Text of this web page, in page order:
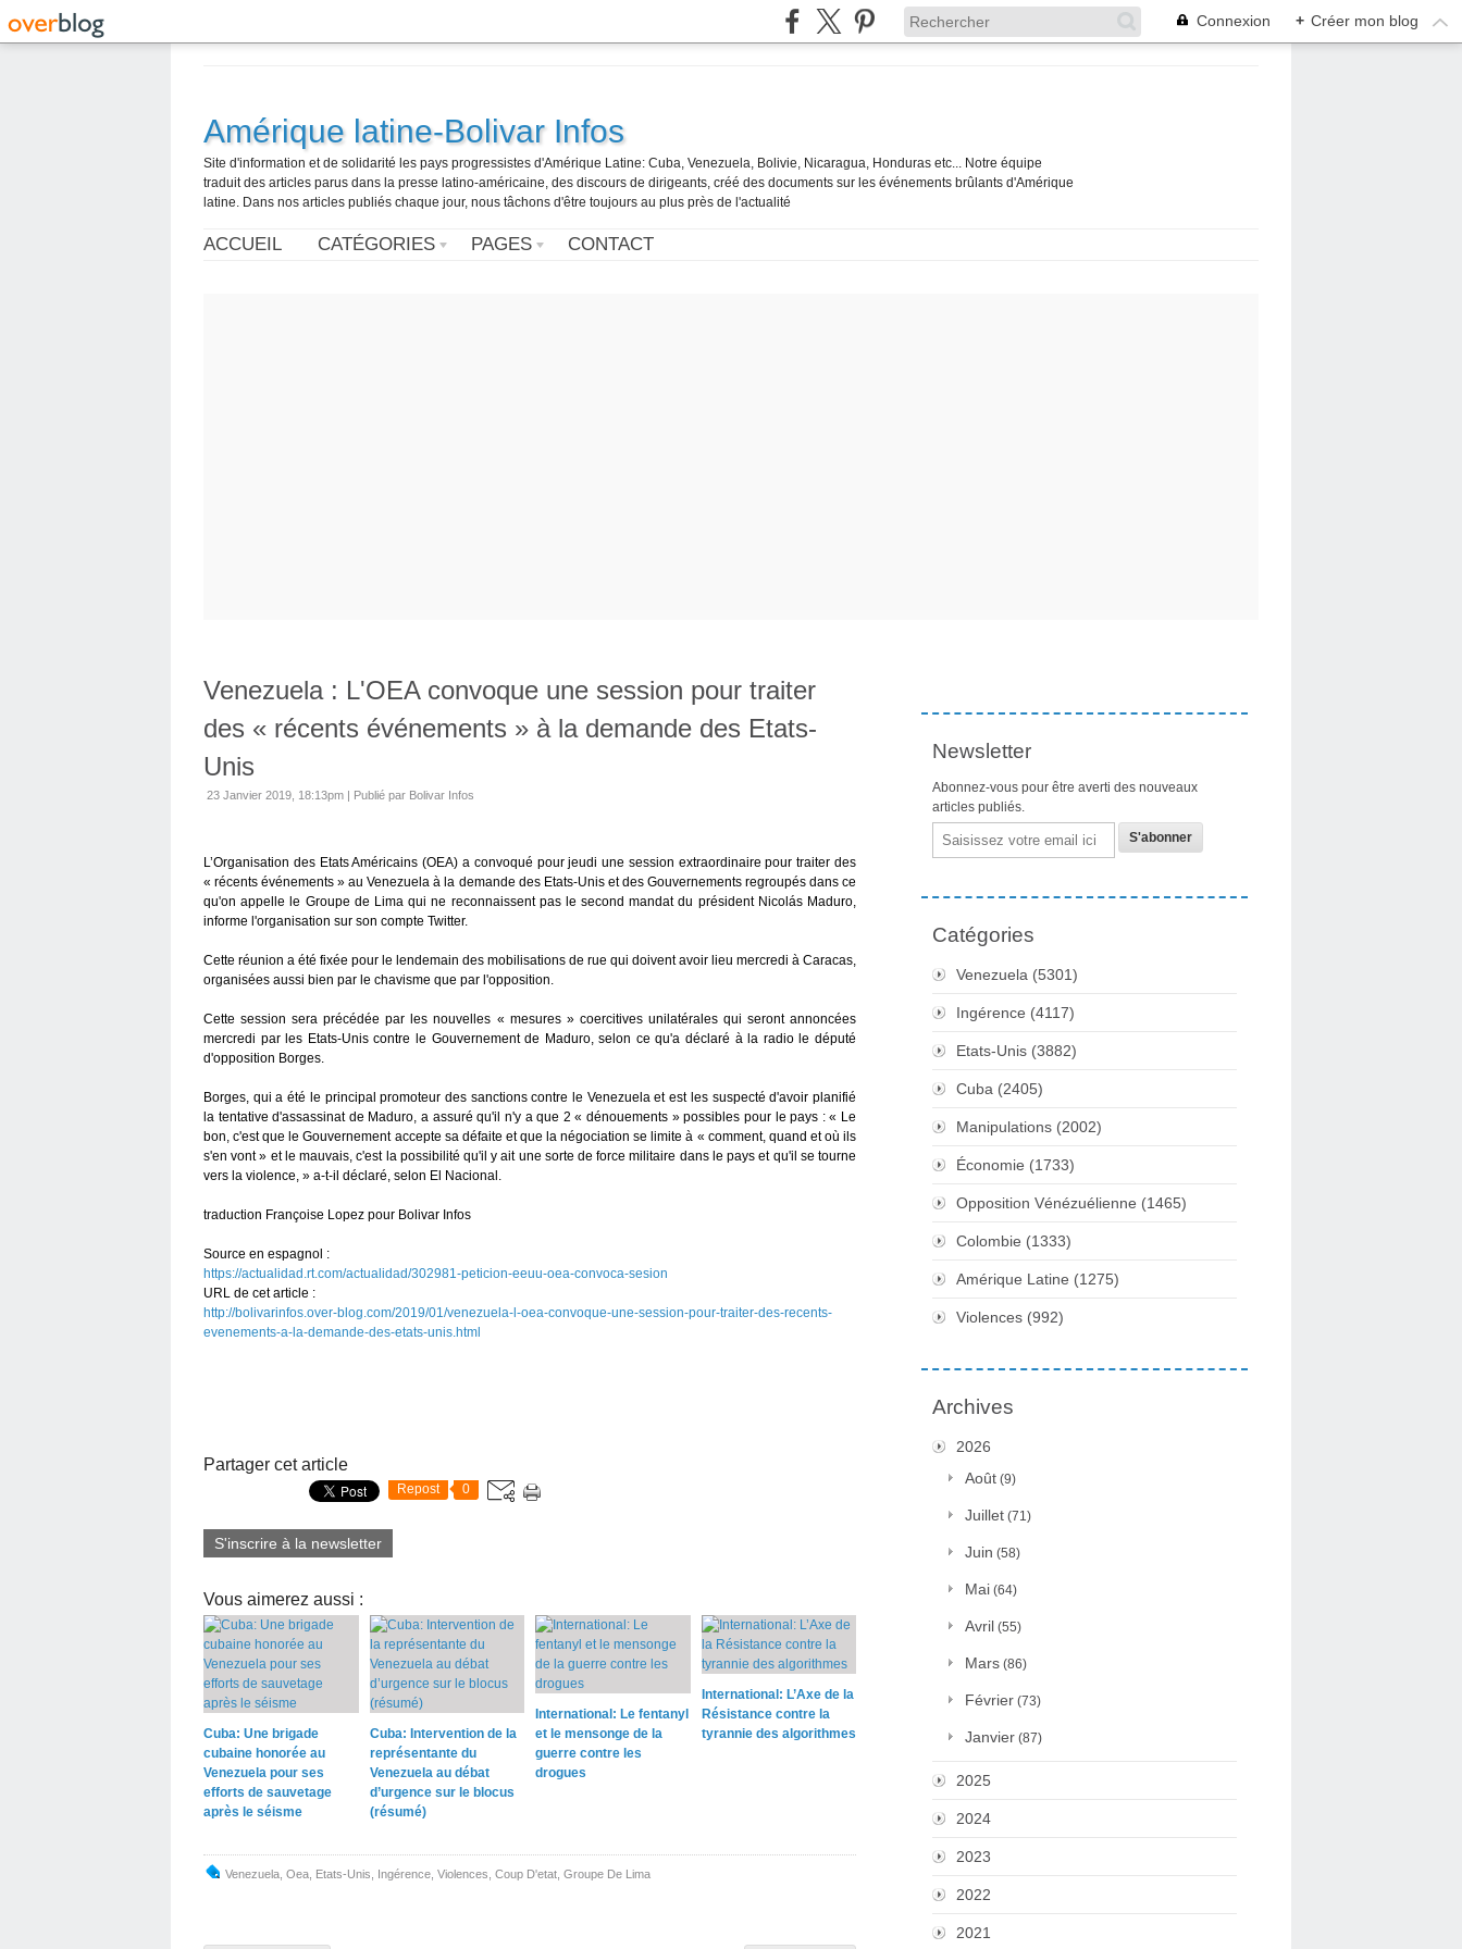
Connexion + Créer mon blog
Amérique latine-Bolivar Infos
Site d'information et de solidarité les pays progressistes d'Amérique Latine: Cuba, Venezuela, Bolivie, Nicaragua, Honduras etc... Notre équipe
traduit des articles parus dans la presse latino-américaine, des discours de dirigeants, créé des documents sur les événements brûlants d'Amérique
latine. Dans nos articles publiés chaque jour, nous tâchons d'être toujours au plus près de l'actualité
ACCUEIL CATÉGORIES PAGES CONTACT
Venezuela : L'OEA convoque une session pour traiter
des « récents événements » à la demande des Etats-
Unis
23 Janvier 2019, 18:13pm | Publié par Bolivar Infos
L’Organisation des Etats Américains (OEA) a convoqué pour jeudi une session extraordinaire pour traiter des
« récents événements » au Venezuela à la demande des Etats-Unis et des Gouvernements regroupés dans ce
qu'on appelle le Groupe de Lima qui ne reconnaissent pas le second mandat du président Nicolás Maduro,
informe l'organisation sur son compte Twitter.
Cette réunion a été fixée pour le lendemain des mobilisations de rue qui doivent avoir lieu mercredi à Caracas,
organisées aussi bien par le chavisme que par l'opposition.
Cette session sera précédée par les nouvelles « mesures » coercitives unilatérales qui seront annoncées
mercredi par les Etats-Unis contre le Gouvernement de Maduro, selon ce qu'a déclaré à la radio le député
d'opposition Borges.
Borges, qui a été le principal promoteur des sanctions contre le Venezuela et est les suspecté d'avoir planifié
la tentative d'assassinat de Maduro, a assuré qu'il n'y a que 2 « dénouements » possibles pour le pays : « Le
bon, c'est que le Gouvernement accepte sa défaite et que la négociation se limite à « comment, quand et où ils
s'en vont » et le mauvais, c'est la possibilité qu'il y ait une sorte de force militaire dans le pays et qu'il se tourne
vers la violence, » a-t-il déclaré, selon El Nacional.
traduction Françoise Lopez pour Bolivar Infos
Source en espagnol :
https://actualidad.rt.com/actualidad/302981-peticion-eeuu-oea-convoca-sesion
URL de cet article :
http://bolivarinfos.over-blog.com/2019/01/venezuela-l-oea-convoque-une-session-pour-traiter-des-recents-
evenements-a-la-demande-des-etats-unis.html
Partager cet article
Repost 0
S'inscrire à la newsletter
Vous aimerez aussi :
Cuba: Une brigade
cubaine honorée au
Venezuela pour ses
efforts de sauvetage
après le séisme
Cuba: Intervention de la
représentante du
Venezuela au débat
d’urgence sur le blocus
(résumé)
International: Le fentanyl
et le mensonge de la
guerre contre les
drogues
International: L’Axe de la
Résistance contre la
tyrannie des algorithmes
Venezuela Oea Etats-Unis Ingérence Violences Coup D'etat Groupe De Lima
Newsletter
Abonnez-vous pour être averti des nouveaux
articles publiés.
Email
Catégories
Venezuela (5301)
Ingérence (4117)
Etats-Unis (3882)
Cuba (2405)
Manipulations (2002)
Économie (1733)
Opposition Vénézuélienne (1465)
Colombie (1333)
Amérique Latine (1275)
Violences (992)
Archives
2026
Août (9)
Juillet (71)
Juin (58)
Mai (64)
Avril (55)
Mars (86)
Février (73)
Janvier (87)
2025
2024
2023
2022
2021